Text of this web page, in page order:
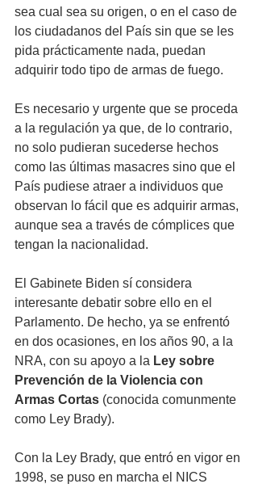
sea cual sea su origen, o en el caso de
los ciudadanos del País sin que se les
pida prácticamente nada, puedan
adquirir todo tipo de armas de fuego.
Es necesario y urgente que se proceda
a la regulación ya que, de lo contrario,
no solo pudieran sucederse hechos
como las últimas masacres sino que el
País pudiese atraer a individuos que
observan lo fácil que es adquirir armas,
aunque sea a través de cómplices que
tengan la nacionalidad.
El Gabinete Biden sí considera
interesante debatir sobre ello en el
Parlamento. De hecho, ya se enfrentó
en dos ocasiones, en los años 90, a la
NRA, con su apoyo a la Ley sobre
Prevención de la Violencia con
Armas Cortas (conocida comunmente
como Ley Brady).
Con la Ley Brady, que entró en vigor en
1998, se puso en marcha el NICS